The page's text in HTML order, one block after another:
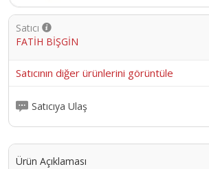
Satıcı
FATİH BİŞGİN
Satıcının diğer ürünlerini görüntüle
Satıcıya Ulaş
Ürün Açıklaması